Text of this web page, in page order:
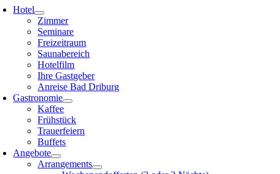
Hotel
Zimmer
Seminare
Freizeitraum
Saunabereich
Hotelfilm
Ihre Gastgeber
Anreise Bad Driburg
Gastronomie
Kaffee
Frühstück
Trauerfeiern
Buffets
Angebote
Arrangements